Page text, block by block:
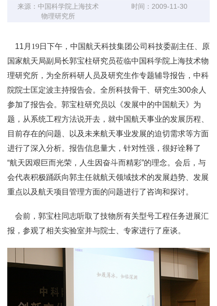
来源：中国科学院上海技术
物理研究所
时间：2009-11-30
11月 19日下午，中国航天科技集团公司科技委副主任、原
国家航天局副局长郭宝柱研究员莅临中国科学院上海技术物
理研究所，为全所科研人员及研究生作专题辅导报告，中科
院院士匡定波主持报告会。全所科技骨干、研究生300余人
参加了报告会。 郭宝柱研究员以《发展中的中国航天》为
题，从系统工程方法说开去， 就中国航天事业的发展历程、
目前存在的问题、以及未来航天事业发展的迫切需求等方面
进行了深入分析。报告信息量大，针对性强，很好诠释了
“航天因艰巨而光荣，人生因奋斗而精彩”的理念。会后，与
会代表积极踊跃向郭主任就航天领域技术的发展趋势、发展
重点以及航天项目管理方面的问题进行了咨询和探讨。
会前，郭宝柱同志听取了技物所有关型号工程任务进展汇
报，参观了相关实验室并与院士、专家进行了座谈。